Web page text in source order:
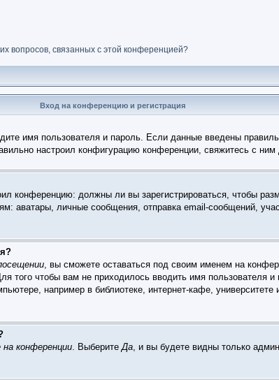
вопросов, связанных с этой конференцией?
Вход на конференцию и регистрация
имя пользователя и пароль. Если данные введены
настроил конфигурацию конференции, свяжитесь с ним
конференцию: должны ли вы зарегистрироваться, чтобы
аватары, личные сообщения, отправка email-сообщений,
, вы сможете оставаться под своим именем на
того чтобы вам не приходилось вводить имя пользователя
например в библиотеке, интернет-кафе, университете
конференции. ВыберитеДа, и вы будете видны только